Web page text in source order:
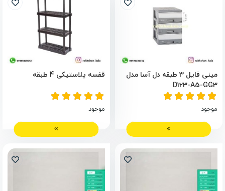
مینی فایل 3 طبقه دل آسا مدل
D123-A5-GG3
موجود
قفسه پلاستیکی 4 طبقه
موجود